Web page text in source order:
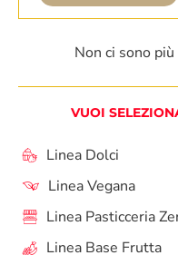
Non ci sono
VUOI
Linea Dolci
Linea Vegana
Linea Pasticceria
Linea Base Frutta